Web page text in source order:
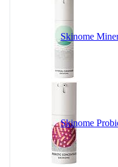
Skinome
Skinome